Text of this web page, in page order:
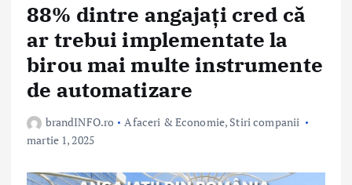
88% dintre angajați cred că
ar trebui implementate la
birou mai multe instrumente
de automatizare
brandINFO.ro Afaceri & Economie, Stiri companii
martie 1, 2025